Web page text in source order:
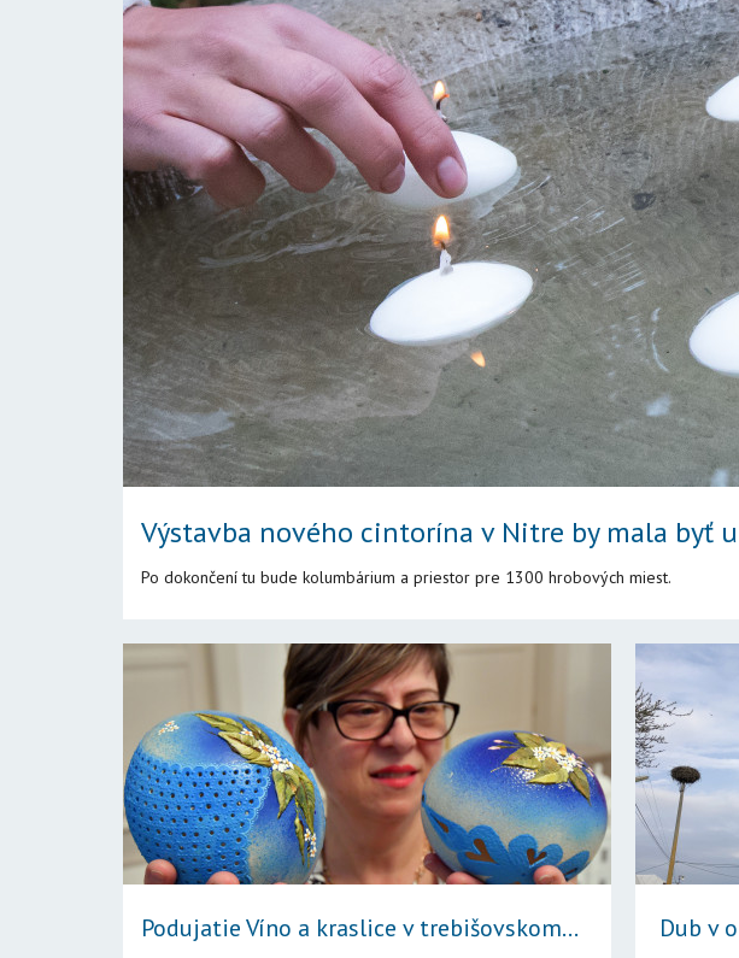
Výstavba nového cintorína v Nitre by mala byť
Po dokončení tu bude kolumbárium a priestor pre 1300 hrobových miest.
Podujatie Víno a kraslice v trebišovskom... Dub v